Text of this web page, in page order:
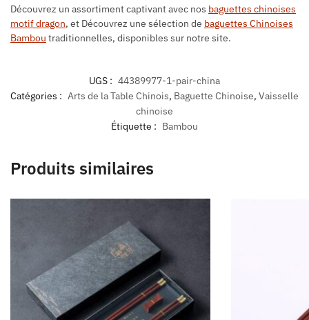
Découvrez un assortiment captivant avec nos baguettes chinoises
motif dragon, et Découvrez une sélection de baguettes Chinoises
Bambou traditionnelles, disponibles sur notre site.
UGS : 44389977-1-pair-china
Catégories : Arts de la Table Chinois, Baguette Chinoise, Vaisselle
chinoise
Étiquette : Bambou
Produits similaires